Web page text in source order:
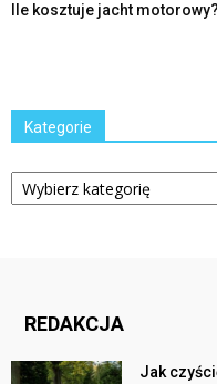
Ile kosztuje jacht motorowy?
Kategorie
Kategorie
REDAKCJA
Jak